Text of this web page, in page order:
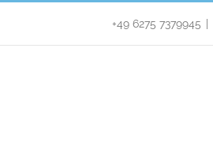
+49 6275 7379945